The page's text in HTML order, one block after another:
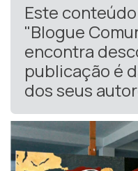
Este
"Blogue
encontra
publicação é
dos seus